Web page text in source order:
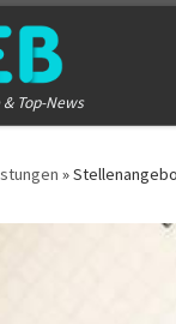
Top-News
»